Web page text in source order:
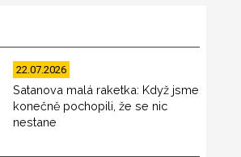
22.07.2026
Satanova malá raketka: Když jsme
konečně pochopili, že se nic
nestane